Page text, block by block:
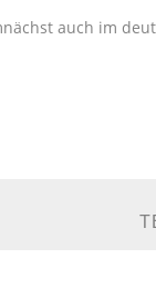
auch im